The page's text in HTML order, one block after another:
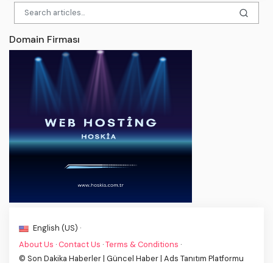
Domain Firması
English (US) ·
About Us · Contact Us ·Terms & Conditions ·
© Son Dakika Haberler | Güncel Haber | Ads Tanıtım Platformu